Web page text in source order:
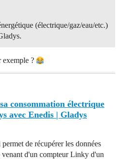
(électrique/gaz/eau/etc.)
exemple ?
consommation électrique
avec Enedis | Gladys
de récupérer les données
d'un compteur Linky d'un